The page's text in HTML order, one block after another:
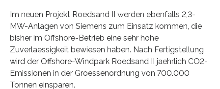
Im neuen Projekt Roedsand II werden ebenfalls 2,3-
MW-Anlagen von Siemens zum Einsatz kommen, die
bisher im Offshore-Betrieb eine sehr hohe
Zuverlaessigkeit bewiesen haben. Nach Fertigstellung
wird der Offshore-Windpark Roedsand II jaehrlich CO2-
Emissionen in der Groessenordnung von 700.000
Tonnen einsparen.